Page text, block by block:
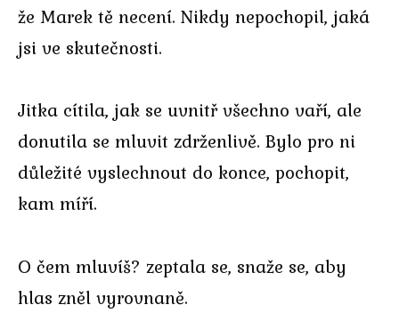
že Marek tě necení. Nikdy nepochopil, jaká
jsi ve skutečnosti.
Jitka cítila, jak se uvnitř všechno vaří, ale
donutila se mluvit zdrženlivě. Bylo pro ni
důležité vyslechnout do konce, pochopit,
kam míří.
O čem mluvíš? zeptala se, snaže se, aby
hlas zněl vyrovnaně.